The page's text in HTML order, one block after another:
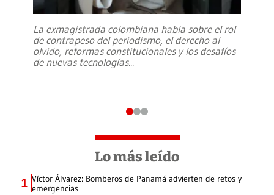
La exmagistrada colombiana habla sobre el rol
de contrapeso del periodismo, el derecho al
olvido, reformas constitucionales y los desafíos
de nuevas tecnologías...
Lo más leído
1 Víctor Álvarez: Bomberos de Panamá advierten de retos y
emergencias